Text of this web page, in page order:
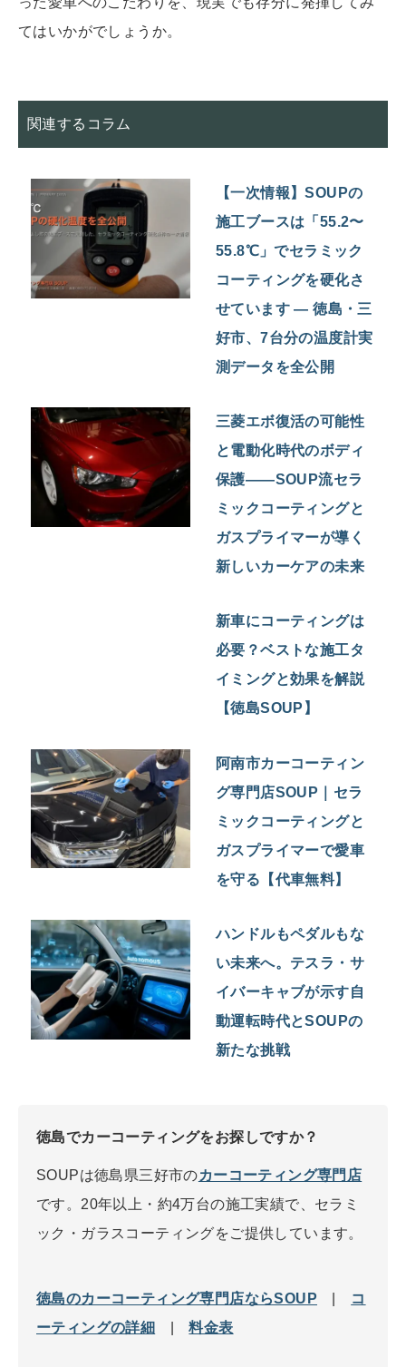
てはいかがでしょうか。
関連するコラム
【一次情報】SOUPの
施工ブースは「55.2〜
55.8℃」でセラミック
コーティングを硬化さ
せています — 徳島・三
好市、7台分の温度計実
測データを全公開
三菱エボ復活の可能性
と電動化時代のボディ
保護――SOUP流セラ
ミックコーティングと
ガスプライマーが導く
新しいカーケアの未来
新車にコーティングは
必要？ベストな施工タ
イミングと効果を解説
【徳島SOUP】
阿南市カーコーティン
グ専門店SOUP｜セラ
ミックコーティングと
ガスプライマーで愛車
を守る【代車無料】
ハンドルもペダルもな
い未来へ。テスラ・サ
イバーキャブが示す自
動運転時代とSOUPの
新たな挑戦
徳島でカーコーティングをお探しですか？
SOUPは徳島県三好市のカーコーティング専門店
です。20年以上・約4万台の施工実績で、セラミ
ック・ガラスコーティングをご提供しています。
徳島のカーコーティング専門店ならSOUP
コ
ーティングの詳細
|料金表